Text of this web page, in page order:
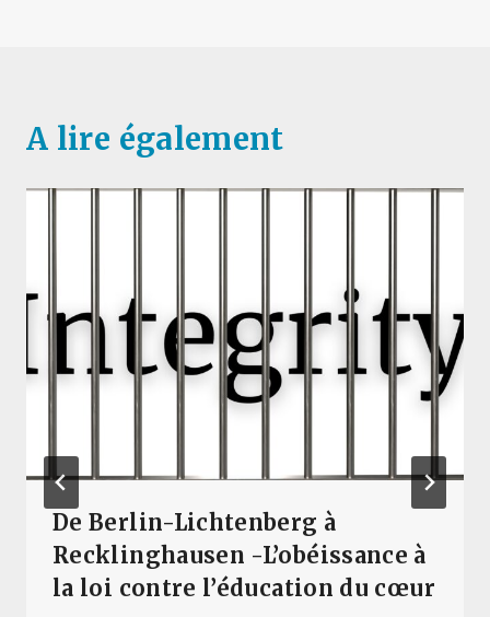
A lire également
De Berlin-Lichtenberg à
Recklinghausen -L’obéissance à
la loi contre l’éducation du cœur